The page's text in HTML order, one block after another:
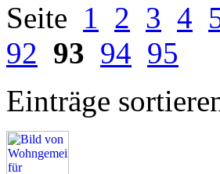
Seite 1 2 3 4
92 93 94 95
Einträge